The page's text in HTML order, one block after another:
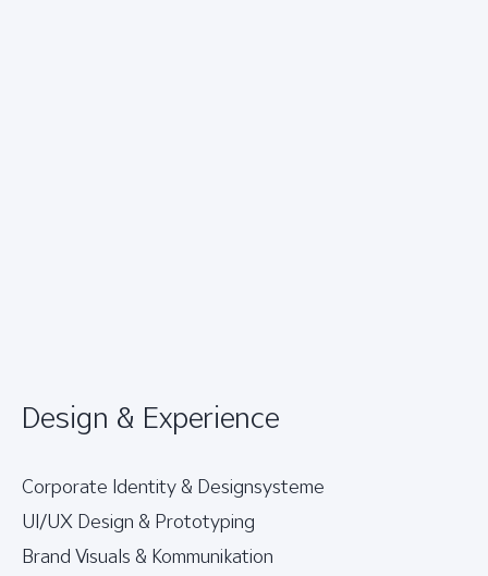
Design & Experience
Corporate Identity & Designsysteme
UI/UX Design & Prototyping
Brand Visuals & Kommunikation